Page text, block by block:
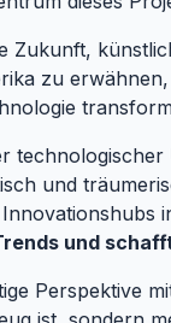
Zukunft,
zu
und
und
Perspektive